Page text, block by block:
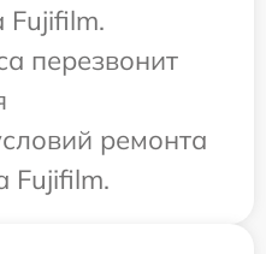
Fujifilm.
перезвонит
ремонта
Fujifilm.